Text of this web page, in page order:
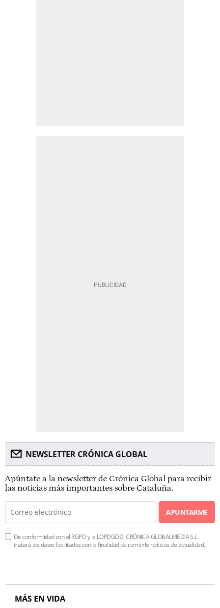
NEWSLETTER CRÓNICA GLOBAL
Apúntate a la newsletter de Crónica Global para recibir
las noticias más importantes sobre Cataluña.
APUNTARME
De conformidad con el RGPD y la LOPDGDD, CRÓNICA GLOBALMEDIA S.L.
tratará los datos facilitados con la finalidad de remitirle noticias de actualidad.
MÁS EN VIDA